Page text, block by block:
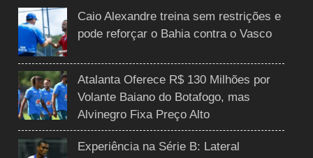
Caio Alexandre treina sem restrições e
pode reforçar o Bahia contra o Vasco
Atalanta Oferece R$ 130 Milhões por
Volante Baiano do Botafogo, mas
Alvinegro Fixa Preço Alto
Experiência na Série B: Lateral